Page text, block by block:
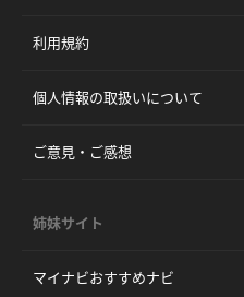
利用規約
個人情報の取扱いについて
ご意見・ご感想
姉妹サイト
マイナビおすすめナビ